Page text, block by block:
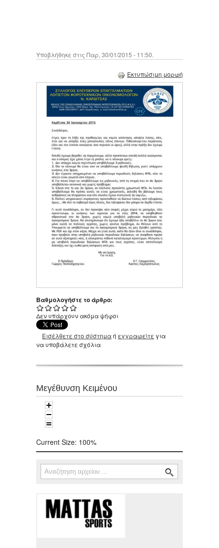
Υποβλήθηκε στις Παρ, 30/01/2015 - 11:50.
Εκτυπώσιμη μορφή
Βαθμολογήστε το άρθρο:
Δεν υπάρχουν ακόμα ψήφοι
Εισέλθετε στο σύστημαή εγγραφείτε για
να υποβάλετε σχόλια
Μεγέθυνση Κειμένου
Current Size: 100%
Φόρμα αναζήτησης
Αναζήτηση